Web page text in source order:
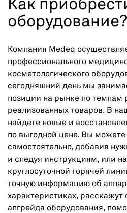
Как
оборудование?
Компания Medeq
профессионального
косметологического
сегодняшний день мы
позиции на рынке по темпам
реализованных товаров. В
найдете новые и
по выгодной цене. Вы
самостоятельно, добавив
и следуя инструкциям, или
круглосуточной горячей
точную информацию об
характеристиках, расскажут
апгрейда оборудования,